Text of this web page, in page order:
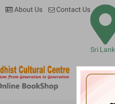
About Us Contact Us
Sri